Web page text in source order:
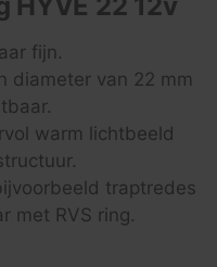
fijn.
diameter van 22 mm
warm lichtbeeld
traptredes
met RVS ring.